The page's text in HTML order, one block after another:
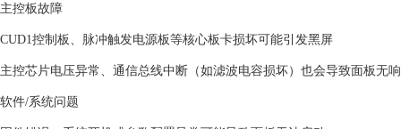
‌主控板故障‌
CUD1控制板、脉冲触发电源板等核心板卡损坏可能引发黑屏‌
主控芯片电压异常、通信总线中断（如滤波电容损坏）也会导致面板无
‌软件/系统问题‌